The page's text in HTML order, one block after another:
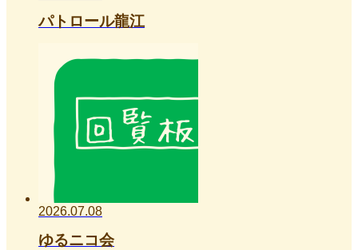
パトロール龍江
2026.07.08
ゆるニコ会